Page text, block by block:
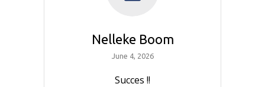
Nelleke Boom
June 4, 2026
Succes !!